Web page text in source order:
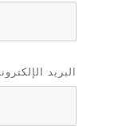
البريد